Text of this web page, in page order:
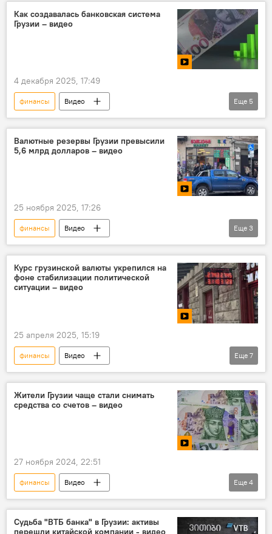
ЭКОНОМИКА
Национальный банк Грузии
Как создавалась банковская система
Грузии – видео
4 декабря 2025, 17:49
финансы
Видео
Видео-новости из Грузии
Мультимедиа
Национальный банк Грузии
"Банк Грузии"
Коммерческие банки
Еще 5
Валютные резервы Грузии превысили
5,6 млрд долларов – видео
25 ноября 2025, 17:26
финансы
Видео
Видео-новости из Грузии
Мультимедиа
ЭКОНОМИКА
Национальный банк Грузии
Еще 3
Курс грузинской валюты укрепился на
фоне стабилизации политической
ситуации – видео
25 апреля 2025, 15:19
финансы
Видео
Видео-новости из Грузии
Мультимедиа
Доллар
лари
Колебание курса лари
Еще 7
Жители Грузии чаще стали снимать
средства со счетов – видео
27 ноября 2024, 22:51
финансы
Видео
Видео-новости из Грузии
Мультимедиа
Коммерческие банки
Еще 4
Судьба "ВТБ банка" в Грузии: активы
перешли китайской компании - видео